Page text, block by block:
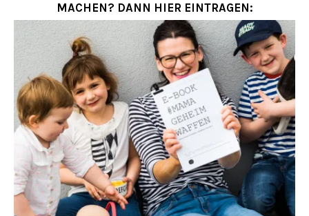
MACHEN? DANN HIER EINTRAGEN: